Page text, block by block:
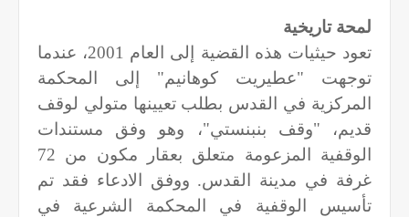
لمحة تاريخية
تعود حيثيات هذه القضية إلى العام 2001، عندما
توجهت "عطيريت كوهانيم" إلى المحكمة
المركزية في القدس بطلب تعيينها متولي لوقف
قديم، "وقف بنبنستي"، وهو وفق مستندات
الوقفية المزعومة متعلق بعقار مكون من 72
غرفة في مدينة القدس. ووفق الادعاء فقد تم
تأسيس الوقفية في المحكمة الشرعية في